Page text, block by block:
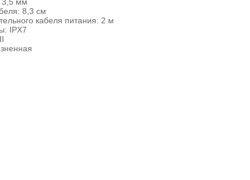
8,3 см
кабеля питания: 2 м
IPX7